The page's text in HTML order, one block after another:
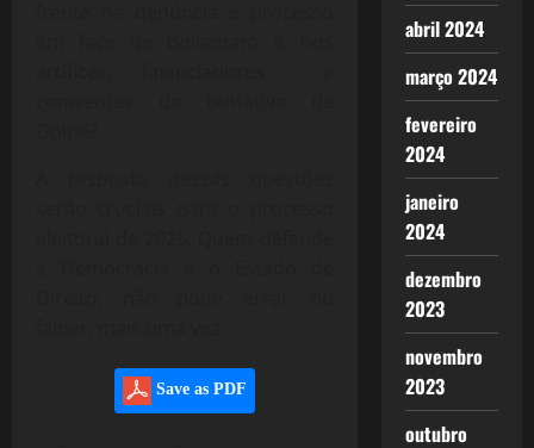
Save as PDF
abril 2024
março 2024
fevereiro
2024
janeiro
2024
dezembro
2023
novembro
2023
outubro